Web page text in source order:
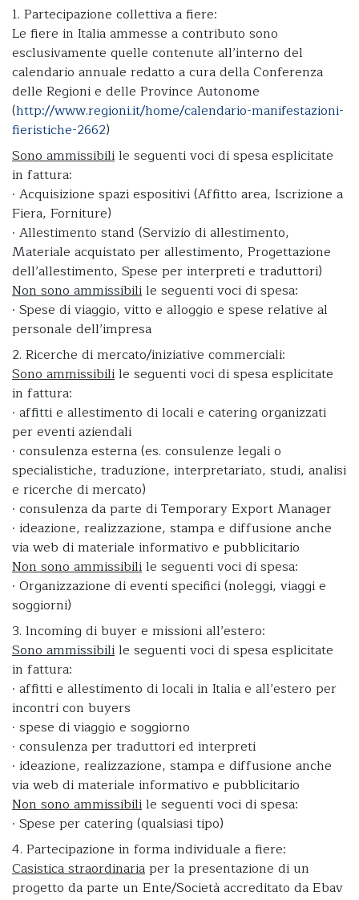
1. Partecipazione collettiva a fiere:
Le fiere in Italia ammesse a contributo sono
esclusivamente quelle contenute all’interno del
calendario annuale redatto a cura della Conferenza
delle Regioni e delle Province Autonome
(http://www.regioni.it/home/calendario-manifestazioni-
fieristiche-2662)
Sono ammissibilile seguenti voci di spesa esplicitate
in fattura:
· Acquisizione spazi espositivi (Affitto area, Iscrizione a
Fiera, Forniture)
· Allestimento stand (Servizio di allestimento,
Materiale acquistato per allestimento, Progettazione
dell’allestimento, Spese per interpreti e traduttori)
Non sono ammissibilile seguenti voci di spesa:
· Spese di viaggio, vitto e alloggio e spese relative al
personale dell’impresa
2. Ricerche di mercato/iniziative commerciali:
Sono ammissibilile seguenti voci di spesa esplicitate
in fattura:
· affitti e allestimento di locali e catering organizzati
per eventi aziendali
· consulenza esterna (es. consulenze legali o
specialistiche, traduzione, interpretariato, studi, analisi
e ricerche di mercato)
· consulenza da parte di Temporary Export Manager
· ideazione, realizzazione, stampa e diffusione anche
via web di materiale informativo e pubblicitario
Non sono ammissibilile seguenti voci di spesa:
· Organizzazione di eventi specifici (noleggi, viaggi e
soggiorni)
3. lncoming di buyer e missioni all’estero:
Sono ammissibilile seguenti voci di spesa esplicitate
in fattura:
· affitti e allestimento di locali in Italia e all’estero per
incontri con buyers
· spese di viaggio e soggiorno
· consulenza per traduttori ed interpreti
· ideazione, realizzazione, stampa e diffusione anche
via web di materiale informativo e pubblicitario
Non sono ammissibilile seguenti voci di spesa:
· Spese per catering (qualsiasi tipo)
4. Partecipazione in forma individuale a fiere:
Casistica straordinariaper la presentazione di un
progetto da parte un Ente/Società accreditato da Ebav